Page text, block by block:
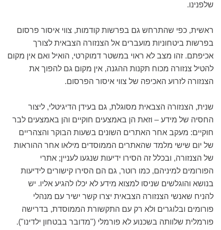
שלפנינו.
ראשית, כפי שהתרחש גם בפרשות קודמות, צווי איסור פרסום
בפרשות ביטחוניות מועברים אל הצנזורה הצבאית לצורך
אכיפתם. זהו מצב לא ראוי במשטר דמוקרטי, הואיל ואם אין מקום
להטיל צנזורה מכוח תקנות ההגנה, אין מקום גם להפוך את
הצנזורה לזרוע האכיפה של צווי איסור הפרסום.
שנית, הצנזורה הצבאית מסוגלת, גם בעידן הדיגיטלי, ליצור
החסיה של מידע – וזאת הן באמצעים חוקיים והן באמצעים לבר
חוקיים: מעקב אחר האתרים השונים בשעות הבוקר והצהריים
של יום שישי מלמד שהאתרים הממוסדים מילאו אחר ההוראות
של הצנזורה, ובכלל זה הסירו ידיעות שנגעו לעניין; אתרי
הפורומים למיניהם, כמו רוטר, גם הם הסירו קישורים לידיעות
בנושא והוגלשים שניסו למצוא מידע לא יכלו להגיע אליו. יש
להניח שאנשי הצנזורה הצבאית יצרו קשר ישיר עם מנהלי
פורומים ובלוגרים ולא רק עם התקשורת הממוסדת, בדרישה
פורמלית שלוותה בשכנוע לא פורמלי ("מדובר בבטחון ילדינו").